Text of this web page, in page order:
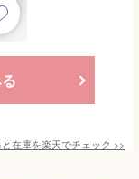
在庫を楽天でチェック >>